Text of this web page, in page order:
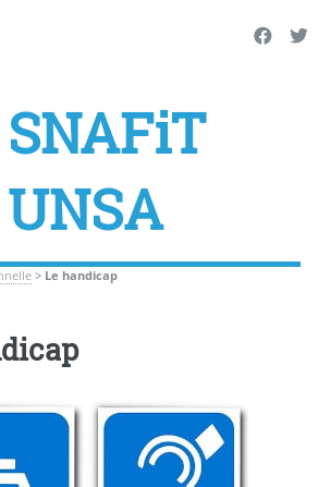
SNAFiT
UNSA
> Le handicap